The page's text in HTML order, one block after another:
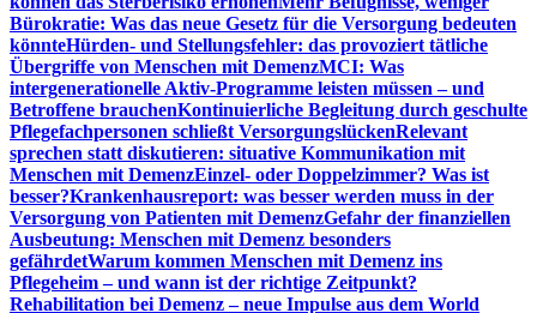
Bürokratie: Was das neue Gesetz für die Versorgung bedeuten
könnteHürden- und Stellungsfehler: das provoziert tätliche
Übergriffe von Menschen mit DemenzMCI: Was
intergenerationelle Aktiv-Programme leisten müssen – und
Betroffene brauchenKontinuierliche Begleitung durch geschulte
Pflegefachpersonen schließt VersorgungslückenRelevant
sprechen statt diskutieren: situative Kommunikation mit
Menschen mit DemenzEinzel- oder Doppelzimmer? Was ist
besser?Krankenhausreport: was besser werden muss in der
Versorgung von Patienten mit DemenzGefahr der finanziellen
Ausbeutung: Menschen mit Demenz besonders
gefährdetWarum kommen Menschen mit Demenz ins
Pflegeheim – und wann ist der richtige Zeitpunkt?
Rehabilitation bei Demenz – neue Impulse aus dem World